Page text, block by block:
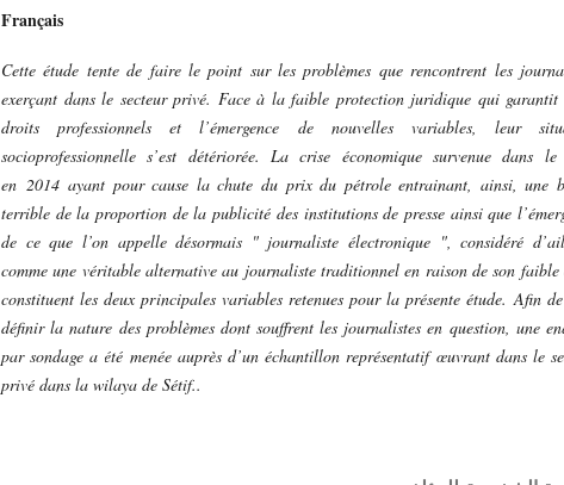
Français
Cette étude tente de faire le point sur les problèmes que rencontrent les
exerçant dans le secteur privé. Face à la faible protection juridique qui garantit
droits professionnels et l’émergence de nouvelles variables, leur
socioprofessionnelle s’est détériorée. La crise économique survenue dans le
en 2014ayant pour cause la chute du prix du pétrole entrainant, ainsi, une
terrible de la proportion de la publicité des institutions de presse ainsi que
de ce que l’on appelle désormais " journaliste électronique ", considéré
comme une véritable alternative au journaliste traditionnel en raison de son faible
constituent les deux principales variables retenues pour la présente étude. Afin
définir la nature des problèmes dont souffrent les journalistes en question, une
par sondage a été menée auprès d’un échantillon représentatif œuvrant dans le
privé dans la wilaya de Sétif..